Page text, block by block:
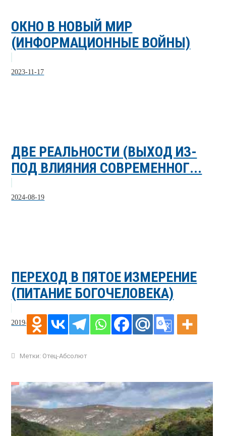
ОКНО В НОВЫЙ МИР
(ИНФОРМАЦИОННЫЕ ВОЙНЫ)
2023-11-17
ДВЕ РЕАЛЬНОСТИ (ВЫХОД ИЗ-
ПОД ВЛИЯНИЯ СОВРЕМЕННОГ...
2024-08-19
ПЕРЕХОД В ПЯТОЕ ИЗМЕРЕНИЕ
(ПИТАНИЕ БОГОЧЕЛОВЕКА)
2019-08-30
Метки: Отец-Абсолют